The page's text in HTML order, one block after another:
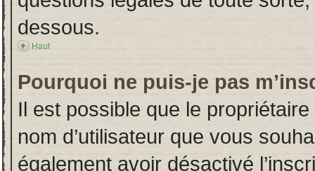
dessous.
Haut
Pourquoi ne puis-je pas
Il est possible que le
nom d’utilisateur que vous
également avoir désactivé